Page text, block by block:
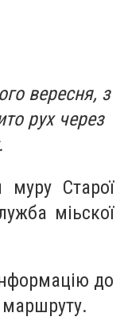
вересня, з
рух через
муру Старої
міьскої
до
маршруту.